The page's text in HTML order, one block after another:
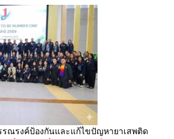
รณรงค์ป้องกันและแก้ไขปัญหายาเสพติด